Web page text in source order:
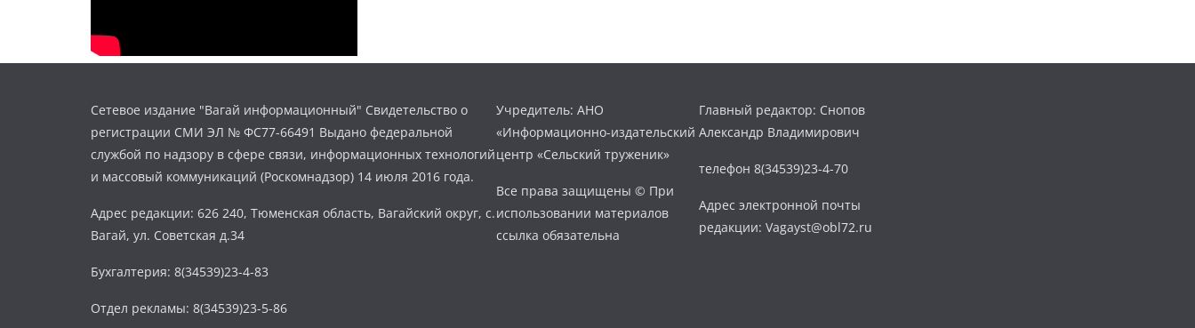
Сетевое издание "Вагай информационный" Свидетельство о
регистрации СМИ ЭЛ № ФС77-66491 Выдано федеральной
службой по надзору в сфере связи, информационных технологий
и массовый коммуникаций (Роскомнадзор) 14 июля 2016 года.
Адрес редакции: 626 240, Тюменская область, Вагайский округ, с.
Вагай, ул. Советская д.34
Бухгалтерия: 8(34539)23-4-83
Отдел рекламы: 8(34539)23-5-86
Учредитель: АНО
«Информационно-издательский
центр «Сельский труженик»
Все права защищены © При
использовании материалов
ссылка обязательна
Главный редактор: Снопов
Александр Владимирович
телефон 8(34539)23-4-70
Адрес электронной почты
редакции: Vagayst@obl72.ru